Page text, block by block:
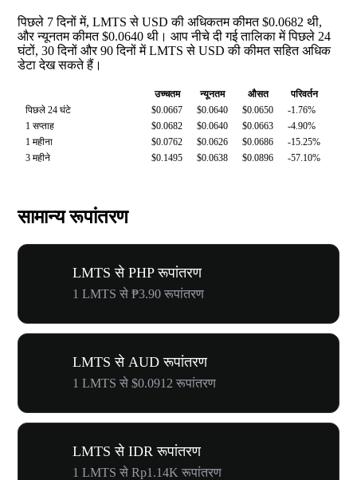
पिछले 7 दिनों में, LMTS से USD की अधिकतम कीमत $0.0682 थी,
और न्यूनतम कीमत $0.0640 थी। आप नीचे दी गई तालिका में पिछले 24
घंटों, 30 दिनों और 90 दिनों में LMTS से USD की कीमत सहित अधिक
डेटा देख सकते हैं।
उच्चतम न्यूनतम औसत
परिवर्तन
पिछले 24 घंटे
$0.0667 $0.0640 $0.0650
-1.76%
1 सप्ताह
$0.0682 $0.0640 $0.0663
-4.90%
1 महीना
$0.0762 $0.0626 $0.0686
-15.25%
3 महीने
$0.1495 $0.0638 $0.0896 -57.10%
सामान्य रूपांतरण
LMTS से PHP रूपांतरण
1 LMTS से ₱3.90 रूपांतरण
LMTS से AUD रूपांतरण
1 LMTS से $0.0912 रूपांतरण
LMTS से IDR रूपांतरण
1 LMTS से Rp1.14K रूपांतरण